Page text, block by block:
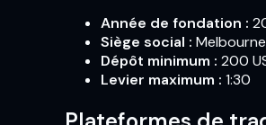
Année de fondation :
Siège social :
Dépôt minimum : 200
Levier maximum : 1:30